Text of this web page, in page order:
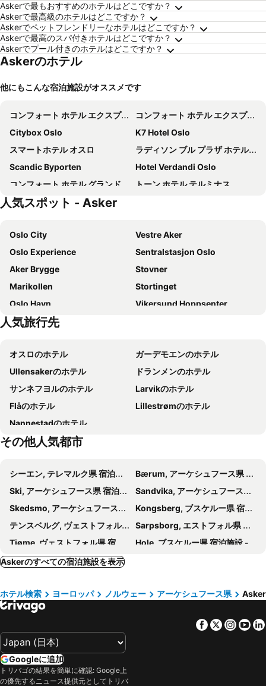
Askerで最もおすすめのホテルはどこですか？
Askerで最高級のホテルはどこですか？
Askerでペットフレンドリーなホテルはどこですか？
Askerで最高のスパ付きホテルはどこですか？
Askerでプール付きのホテルはどこですか？
Askerのホテル
他にもこんな宿泊施設がオススメです
コンフォート ホテル エクスプレス ユングストルゲット
コンフォート ホテル エクスプレス セントラル ステーション
Citybox Oslo
K7 Hotel Oslo
スマートホテル オスロ
ラディソン ブル プラザ ホテル、オスロ
Scandic Byporten
Hotel Verdandi Oslo
コンフォート ホテル グランド セントラル
トーン ホテル テルミナス
クラリオン ホテル ザ ハブ
トーン ホテル アストリア
Scandic Oslo City
スカンディック フォルネブ
グラン ホテル
Home Hotel Bastion
コンフォート ホテル ボルスパーケン
Cochs Pensjonat
Bob W Oslo Sentralen
コンフォート ホテル ユニオン ブリゲ - ドランメン
トーン ホテル スロッツパルケン
Scandic Holmenkollen Park
Clarion Hotel Oslo
Scandic Ambassadeur Drammen
スカンディック セント オラヴス プラス
Hobo Oslo
トーン ホテル ムンク
トーン ホテル セシル
Thon Hotel Oslofjord
Scandic Sjølyst
Oslo Guldsmeden
ファースト ホテル ミレニアム
トーン ホテル エウロパ
Scandic Holberg
Home Hotel Folketeateret
トーン ホテル スペクトロム
Home Hotel Gabelshus
Saga Hotel Oslo, WorldHotels Crafted
Radisson RED Oslo City Centre, A Verified Net Zero Hotel
The Norwegian E-hotel Great Deal!
Scandic Asker
クオリティ ホテル リーグケーレン
トーン ホテル ヴェトレ
Hotel Montebello
Quality Hotel River Station
Home Hotel Tollboden
Hotel Filip
Sommerro
クオリティ ホテル エントリー
人気スポット - Asker
Oslo City
Vestre Aker
Oslo Experience
Sentralstasjon Oslo
Aker Brygge
Stovner
Marikollen
Stortinget
Oslo Havn
Vikersund Hoppsenter
Trekanten
Vikingskipshuset
Ullern
Norwegian Museum of Cultural History
Bragernes Torg
Norsk Sjøfartsmuseum
Sagene
Hockey: Vålerenga - Sparta Warriors
Vigeland Museet
Nordstrand
フログネル公園
人気旅行先
オスロのホテル
ガーデモエンのホテル
Ullensakerのホテル
ドランメンのホテル
サンネフヨルのホテル
Larvikのホテル
Flåのホテル
Lillestrømのホテル
Nannestadのホテル
その他人気都市
シーエン, テレマルク県 宿泊施設 -
Bærum, アーケシュフース県 宿泊施設 -
Ski, アーケシュフース県 宿泊施設 -
Sandvika, アーケシュフース県 宿泊施設 -
Skedsmo, アーケシュフース県 宿泊施設 -
Kongsberg, ブスケルー県 宿泊施設 -
テンスベルグ, ヴェストフォル県 宿泊施設 -
Sarpsborg, エストフォル県 宿泊施設 -
Tjøme, ヴェストフォル県 宿泊施設 -
Hole, ブスケルー県 宿泊施設 -
Modum, ブスケルー県 宿泊施設 -
Røyken, ブスケルー県 宿泊施設 -
Ringerike, ブスケルー県 宿泊施設 -
モス, エストフォル県 宿泊施設 -
Eidsvoll, アーケシュフース県 宿泊施設 -
オスロ, オスロ 宿泊施設 -
Ullensaker, アーケシュフース県 宿泊施設 -
ドランメン, ブスケルー県 宿泊施設 -
Askerのすべての宿泊施設を表示
ホテル検索 ヨーロッパ ノルウェー アーケシュフース県 Asker
Facebook
Twitter
Googleに追加
トリバゴの結果を簡単に確認: Google上
の優先するニュース提供元としてトリバ